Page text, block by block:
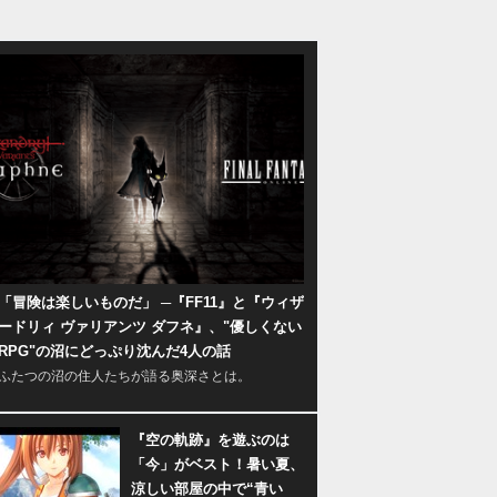
冒険は楽しいものだ」 ─『FF11』と『ウィザ
ドリィ ヴァリアンツ ダフネ』、"優しくない
の沼にどっぷり沈んだ4人の話
たつの沼の住人たちが語る奥深さとは。
『空の軌跡』を遊ぶのは
「今」がベスト！暑い夏、
涼しい部屋の中で“青い